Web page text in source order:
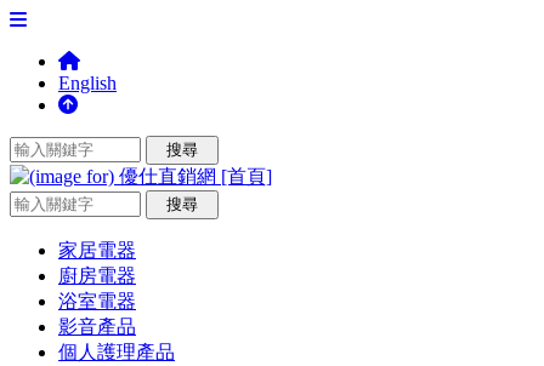
English
家居電器
廚房電器
浴室電器
影音產品
個人護理產品